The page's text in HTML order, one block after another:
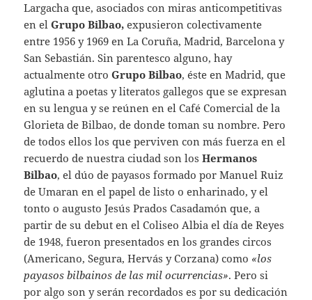
Largacha que, asociados con miras anticompetitivas
en elGrupo Bilbao, expusieron colectivamente
entre 1956 y 1969 en La Coruña, Madrid, Barcelona y
San Sebastián. Sin parentesco alguno, hay
actualmente otroGrupo Bilbao, éste en Madrid, que
aglutina a poetas y literatos gallegos que se expresan
en su lengua y se reúnen en el Café Comercial de la
Glorieta de Bilbao, de donde toman su nombre. Pero
de todos ellos los que perviven con más fuerza en el
recuerdo de nuestra ciudad son losHermanos
Bilbao, el dúo de payasos formado por Manuel Ruiz
de Umaran en el papel de listo o enharinado, y el
tonto o augusto Jesús Prados Casadamón que, a
partir de su debut en el Coliseo Albia el día de Reyes
de 1948, fueron presentados en los grandes circos
(Americano, Segura, Hervás y Corzana) como «los
payasos bilbainos de las mil ocurrencias». Pero si
por algo son y serán recordados es por su dedicación